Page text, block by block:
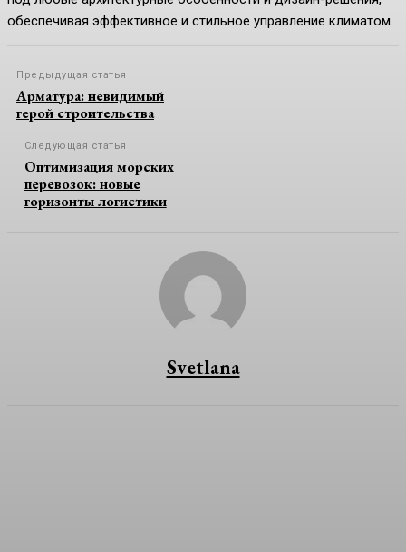
обеспечивая эффективное и стильное управление климатом.
Предыдущая статья
Арматура: невидимый
герой строительства
Следующая статья
Оптимизация морских
перевозок: новые
горизонты логистики
Svetlana